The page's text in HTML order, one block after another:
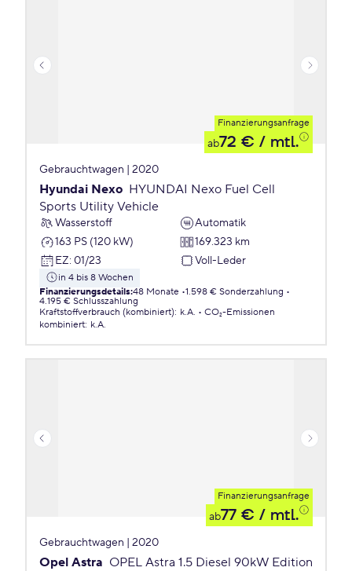
Finanzierungsanfrage
ab72 € / mtl.
Gebrauchtwagen | 2020
Hyundai Nexo HYUNDAI Nexo Fuel Cell
Sports Utility Vehicle
Wasserstoff
Automatik
163 PS (120 kW)
169.323 km
EZ: 01/23 Voll-Leder
in 4 bis 8 Wochen
Finanzierungsdetails:48 Monate 1.598 € Sonderzahlung
4.195 € Schlusszahlung
Kraftstoffverbrauch (kombiniert): k.A.
CO₂-Emissionen
kombiniert: k.A.
Finanzierungsanfrage
ab77 € / mtl.
Gebrauchtwagen | 2020
Opel Astra OPEL Astra 1.5 Diesel 90kW Edition